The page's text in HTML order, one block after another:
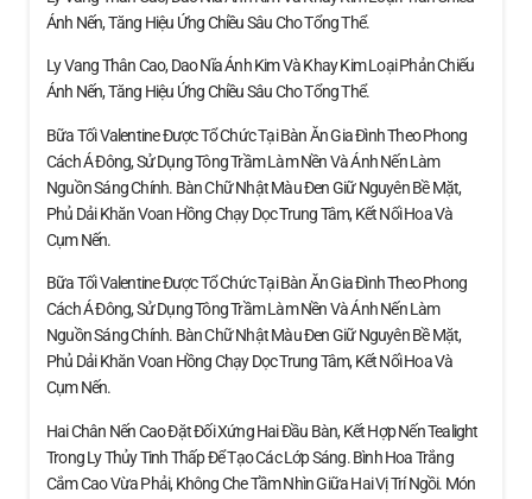
Ánh Nến, Tăng Hiệu Ứng Chiều Sâu Cho Tổng Thể.
Ly Vang Thân Cao, Dao Nĩa Ánh Kim Và Khay Kim Loại Phản Chiếu
Ánh Nến, Tăng Hiệu Ứng Chiều Sâu Cho Tổng Thể.
Bữa Tối Valentine Được Tổ Chức Tại Bàn Ăn Gia Đình Theo Phong
Cách Á Đông, Sử Dụng Tông Trầm Làm Nền Và Ánh Nến Làm
Nguồn Sáng Chính. Bàn Chữ Nhật Màu Đen Giữ Nguyên Bề Mặt,
Phủ Dải Khăn Voan Hồng Chạy Dọc Trung Tâm, Kết Nối Hoa Và
Cụm Nến.
Bữa Tối Valentine Được Tổ Chức Tại Bàn Ăn Gia Đình Theo Phong
Cách Á Đông, Sử Dụng Tông Trầm Làm Nền Và Ánh Nến Làm
Nguồn Sáng Chính. Bàn Chữ Nhật Màu Đen Giữ Nguyên Bề Mặt,
Phủ Dải Khăn Voan Hồng Chạy Dọc Trung Tâm, Kết Nối Hoa Và
Cụm Nến.
Hai Chân Nến Cao Đặt Đối Xứng Hai Đầu Bàn, Kết Hợp Nến Tealight
Trong Ly Thủy Tinh Thấp Để Tạo Các Lớp Sáng. Bình Hoa Trắng
Cắm Cao Vừa Phải, Không Che Tầm Nhìn Giữa Hai Vị Trí Ngồi. Món